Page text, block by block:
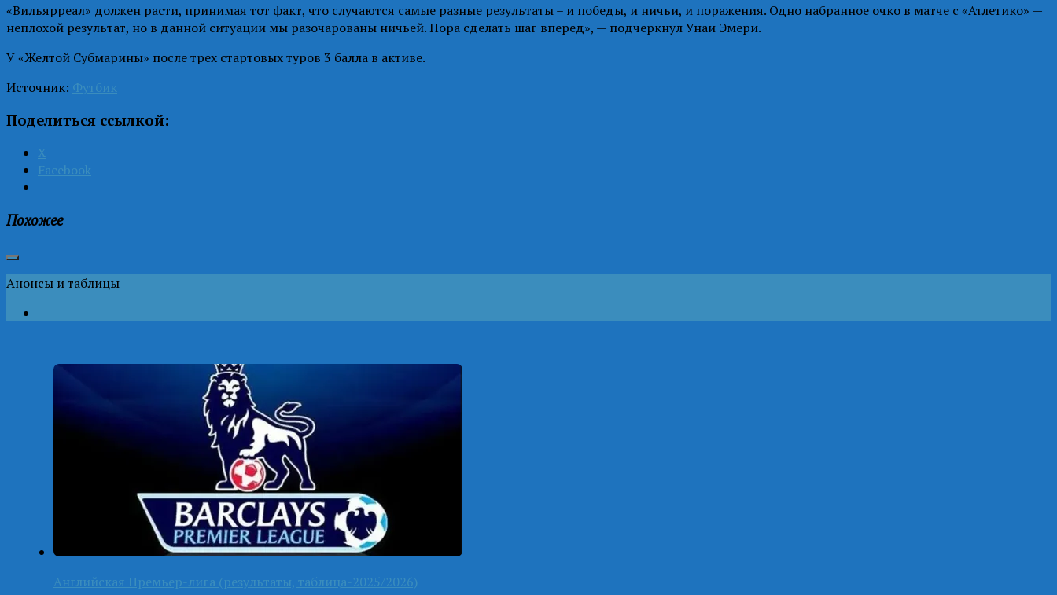
«Вильярреал» должен расти, принимая тот факт, что случаются самые разные результаты – и победы, и ничьи, и поражения. Одно набранное очко в матче с «Атлетико» —
неплохой результат, но в данной ситуации мы разочарованы ничьей. Пора сделать шаг вперед», — подчеркнул Унаи Эмери.
У «Желтой Субмарины» после трех стартовых туров 3 балла в активе.
Источник: Футбик
Поделиться ссылкой:
X
Facebook
Похожее
Анонсы и таблицы
Английская Премьер-лига (результаты, таблица-2025/2026)